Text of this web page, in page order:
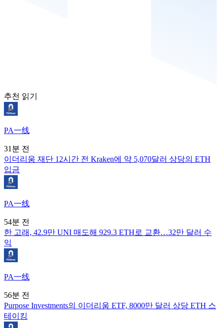
추천 읽기
PA一线
31분 전
이더리움 재단 12시간 전 Kraken에 약 5,070달러 상당의 ETH
입금
PA一线
54분 전
한 고래, 42.9만 UNI 매도해 929.3 ETH로 교환…32만 달러 수
익
PA一线
56분 전
Purpose Investments의 이더리움 ETF, 8000만 달러 상당 ETH 스
테이킹